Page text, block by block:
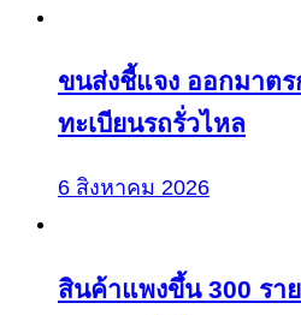
ขนส่งชี้แจง ออกมาต
ทะเบียนรถรั่วไหล
6 สิงหาคม 2026
สินค้าแพงขึ้น 300 รา